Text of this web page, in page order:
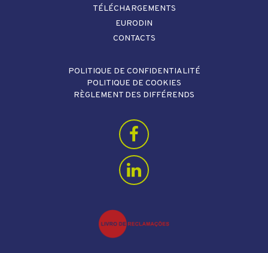
TÉLÉCHARGEMENTS
EURODIN
CONTACTS
POLITIQUE DE CONFIDENTIALITÉ
POLITIQUE DE COOKIES
RÈGLEMENT DES DIFFÉRENDS